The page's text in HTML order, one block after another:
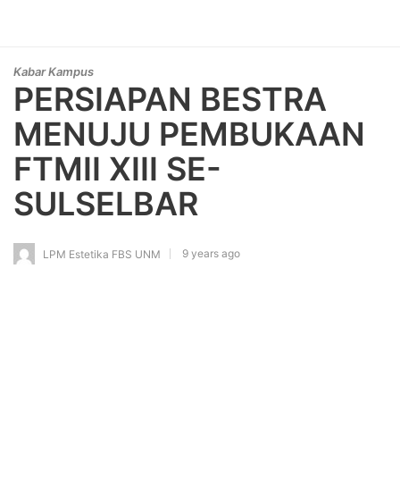
Kabar Kampus
PERSIAPAN BESTRA
MENUJU PEMBUKAAN
FTMII XIII SE-
SULSELBAR
LPM Estetika FBS UNM 9 years ago